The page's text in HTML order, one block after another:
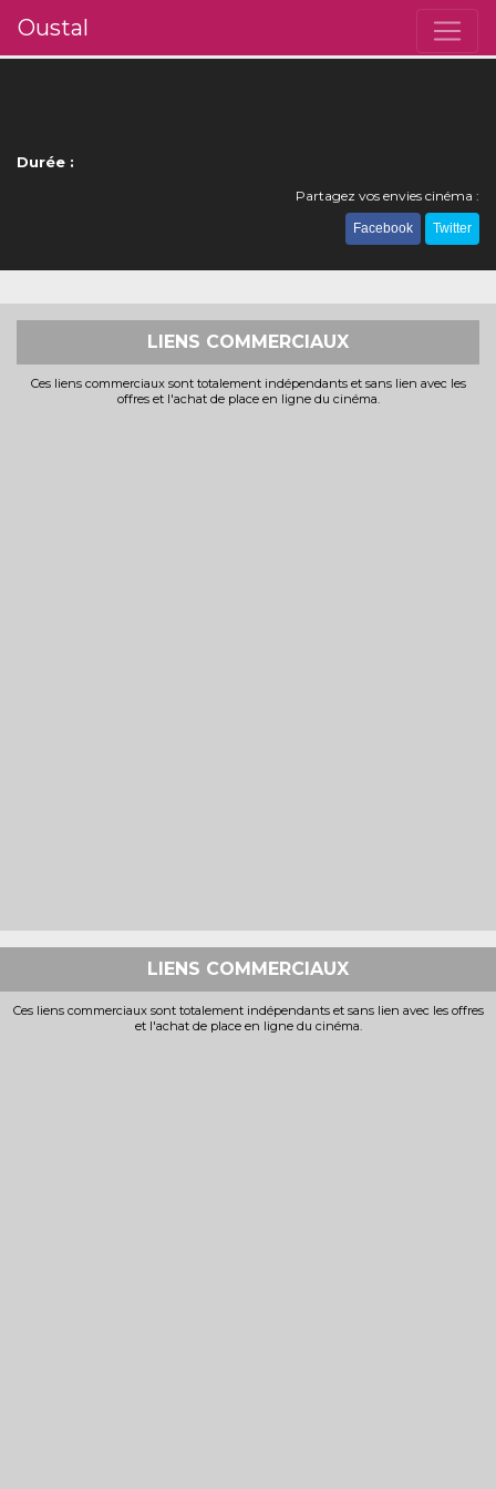
Oustal
Durée :
Partagez vos envies cinéma :
Facebook Twitter
LIENS COMMERCIAUX
Ces liens commerciaux sont totalement indépendants et sans lien avec les
offres et l'achat de place en ligne du cinéma.
LIENS COMMERCIAUX
Ces liens commerciaux sont totalement indépendants et sans lien avec les offres
et l'achat de place en ligne du cinéma.